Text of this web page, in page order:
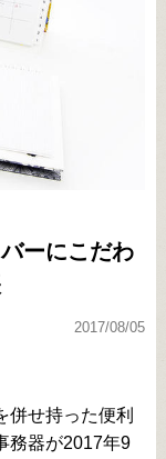
ーにこだわ
2017/08/05
併せ持った便利
務器が2017年9